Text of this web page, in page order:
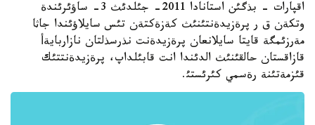
اقپارات - بذگئن استانادا 2011- جئلدئث 3- ساؤئرئندة
وتكةن ق ر پرةزيدةنتئنئث كةزةكتةن تئس سايلاؤئندا جاثا
مةرزئمگة قايتا سايلانعان پرةزيدةنت نذرسذلتان نازاربايةأ
قازاقستان حالقئنئث الدئندا انت قابئلداپ، پرةزيدةنتتئك
قئزمةتئنة رةسمي كئرئستئ.